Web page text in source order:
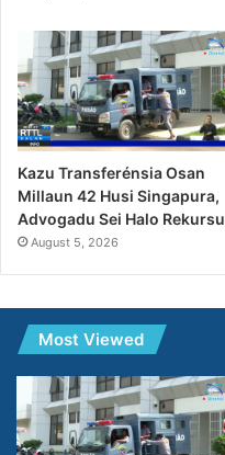
Kazu Transferénsia Osan
Millaun 42 Husi Singapura,
Advogadu Sei Halo Rekursu
August 5, 2026
Most Viewed